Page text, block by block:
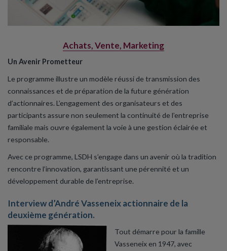
Achats, Vente, Marketing
Un Avenir Prometteur
Le programme illustre un modèle réussi de transmission des
connaissances et de préparation de la future génération
d’actionnaires. L’engagement des organisateurs et des
participants assure non seulement la continuité de l’entreprise
familiale mais ouvre également la voie à une gestion éclairée et
responsable.
Avec ce programme, LSDH s’engage dans un avenir où la tradition
rencontre l’innovation, garantissant une pérennité et un
développement durable de l’entreprise.
Interview d’André Vasseneix actionnaire de la
deuxième génération.
Tout démarre pour la famille
Vasseneix en 1947, avec